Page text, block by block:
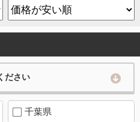
ださい
千葉県